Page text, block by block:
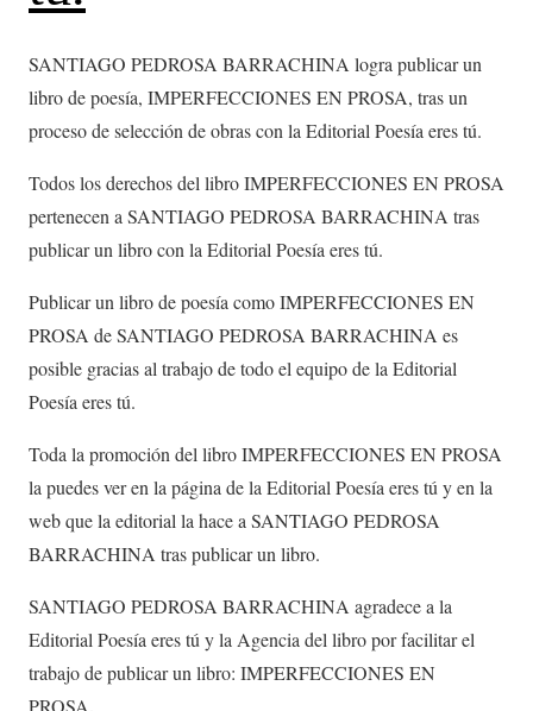
SANTIAGO PEDROSA BARRACHINA logra publicar un
libro de poesía, IMPERFECCIONES EN PROSA, tras un
proceso de selección de obras con la Editorial Poesía eres tú.
Todos los derechos del libro IMPERFECCIONES EN PROSA
pertenecen a SANTIAGO PEDROSA BARRACHINA tras
publicar un libro con la Editorial Poesía eres tú.
Publicar un libro de poesía como IMPERFECCIONES EN
PROSA de SANTIAGO PEDROSA BARRACHINA es
posible gracias al trabajo de todo el equipo de la Editorial
Poesía eres tú.
Toda la promoción del libro IMPERFECCIONES EN PROSA
la puedes ver en la página de la Editorial Poesía eres tú y en la
web que la editorial la hace a SANTIAGO PEDROSA
BARRACHINA tras publicar un libro.
SANTIAGO PEDROSA BARRACHINA agradece a la
Editorial Poesía eres tú y la Agencia del libro por facilitar el
trabajo de publicar un libro: IMPERFECCIONES EN
PROSA.